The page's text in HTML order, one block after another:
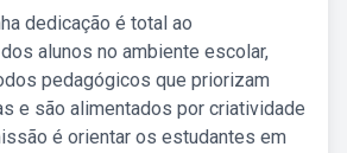
dedicação é total ao
alunos no ambiente escolar,
pedagógicos que priorizam
e são alimentados por criatividade
é orientar os estudantes em